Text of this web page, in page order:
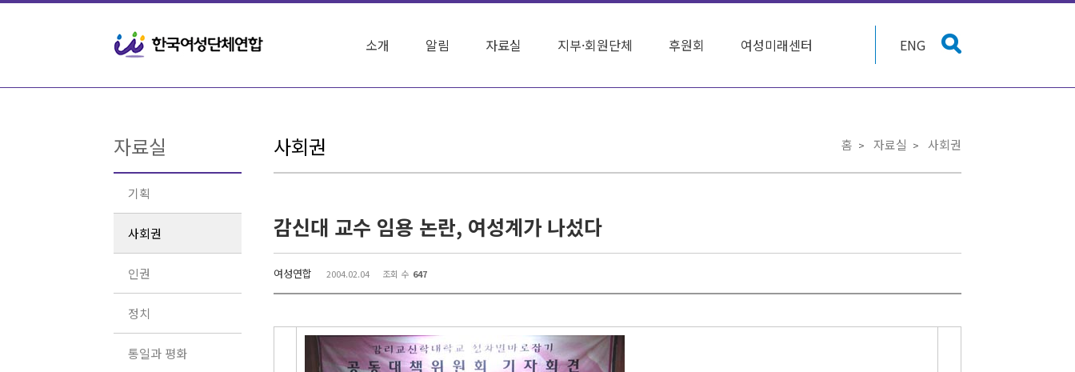
소개 알림 자료실 지부·회원단체 후원회 여성미래센터 ENG
자료실
기획
사회권
인권
정치
통일과 평화
사회권 홈 자료실 사회권
감신대 교수 임용 논란, 여성계가 나섰다
여성연합 2004.02.04 조회 수 647